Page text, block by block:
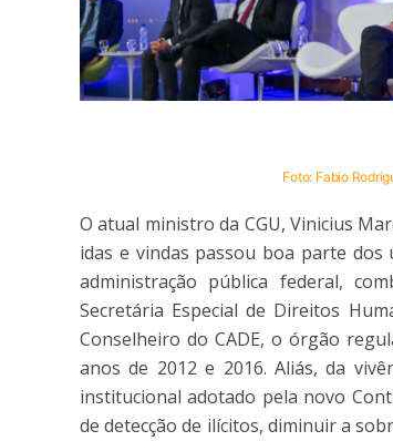
Foto: Fabio
O atual ministro da CGU, Vinicius
idas e vindas passou boa parte
administração pública federal,
Secretária Especial de Direitos
Conselheiro do CADE, o órgão
anos de 2012 e 2016. Aliás, da
institucional adotado pela novo
de detecção de ilícitos, diminuir a